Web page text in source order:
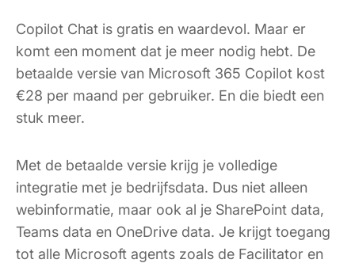
Copilot Chat is gratis en waardevol. Maar er
komt een moment dat je meer nodig hebt. De
betaalde versie van Microsoft 365 Copilot kost
€28 per maand per gebruiker. En die biedt een
stuk meer.
Met de betaalde versie krijg je volledige
integratie met je bedrijfsdata. Dus niet alleen
webinformatie, maar ook al je SharePoint data,
Teams data en OneDrive data. Je krijgt toegang
tot alle Microsoft agents zoals de Facilitator en